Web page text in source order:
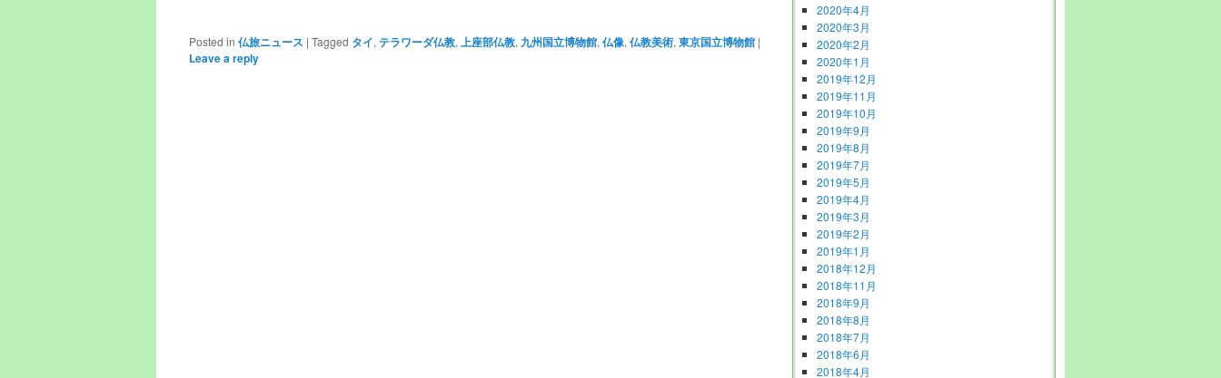
Posted in 仏旅ニュース | Tagged タイ, テラワーダ仏教, 上座部仏教, 九州国立博物館, 仏像, 仏教美術, 東京国立博物館 |
Leave a reply
2020年4月
2020年3月
2020年2月
2020年1月
2019年12月
2019年11月
2019年10月
2019年9月
2019年8月
2019年7月
2019年5月
2019年4月
2019年3月
2019年2月
2019年1月
2018年12月
2018年11月
2018年9月
2018年8月
2018年7月
2018年6月
2018年4月